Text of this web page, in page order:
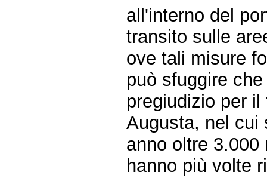
all'interno del
transito sulle
ove tali misure
può sfuggire
pregiudizio per
Augusta, nel cui
anno oltre
hanno più volte